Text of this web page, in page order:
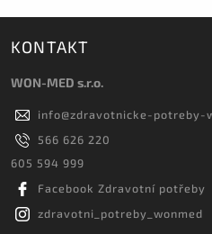
KONTAKT
WON-MED s.r.o.
info@zdravotnicke-potreby-
566 626 220
605 594 999
Facebook Zdravotní potřeby
zdravotni_potreby_wonmed